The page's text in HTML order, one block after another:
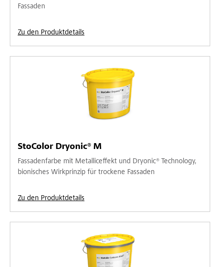
Fassaden
Zu den Produktdetails
StoColor Dryonic® M
Fassadenfarbe mit Metalliceffekt und Dryonic® Technology,
bionisches Wirkprinzip für trockene Fassaden
Zu den Produktdetails